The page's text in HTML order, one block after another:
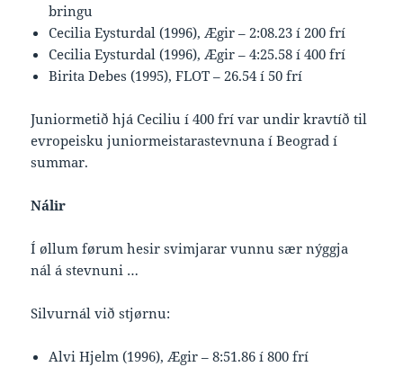
bringu
Cecilia Eysturdal (1996), Ægir – 2:08.23 í 200 frí
Cecilia Eysturdal (1996), Ægir – 4:25.58 í 400 frí
Birita Debes (1995), FLOT – 26.54 í 50 frí
Juniormetið hjá Ceciliu í 400 frí var undir kravtíð til
evropeisku juniormeistarastevnuna í Beograd í
summar.
Nálir
Í øllum førum hesir svimjarar vunnu sær nýggja
nál á stevnuni …
Silvurnál við stjørnu:
Alvi Hjelm (1996), Ægir – 8:51.86 í 800 frí